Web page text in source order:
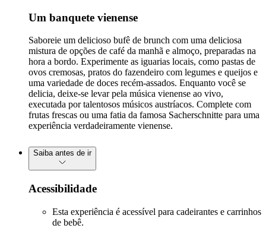
Um banquete vienense
Saboreie um delicioso bufê de brunch com uma deliciosa
mistura de opções de café da manhã e almoço, preparadas na
hora a bordo. Experimente as iguarias locais, como pastas de
ovos cremosas, pratos do fazendeiro com legumes e queijos e
uma variedade de doces recém-assados. Enquanto você se
delicia, deixe-se levar pela música vienense ao vivo,
executada por talentosos músicos austríacos. Complete com
frutas frescas ou uma fatia da famosa Sacherschnitte para uma
experiência verdadeiramente vienense.
Saiba antes de ir
Acessibilidade
Esta experiência é acessível para cadeirantes e carrinhos
de bebê.